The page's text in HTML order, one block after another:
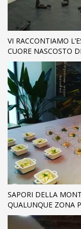
VI RACCONTIAMO
CUORE NASCOSTO
SAPORI DELLA
QUALUNQUE ZONA